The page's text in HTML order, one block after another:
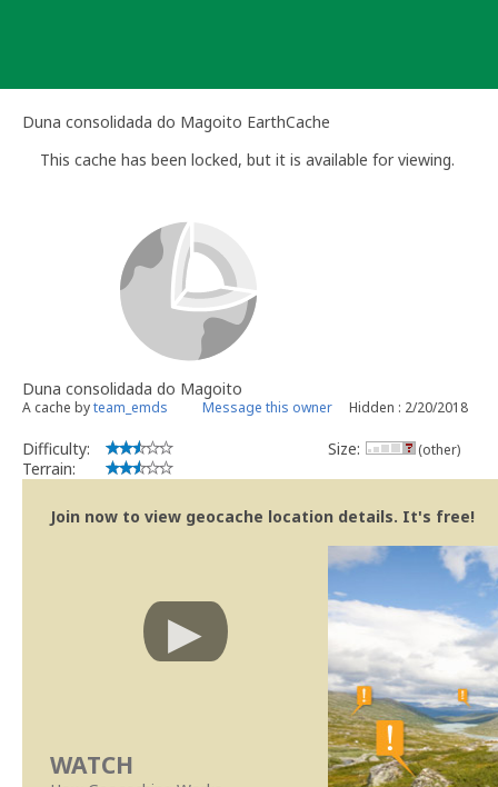
Duna consolidada do Magoito EarthCache
This cache has been locked, but it is available for viewing.
Duna consolidada do Magoito
A cache byteam_emds Message this owner Hidden : 2/20/2018
Difficulty:
Terrain:
Size: (other)
Join now to view geocache location details. It's free!
WATCH